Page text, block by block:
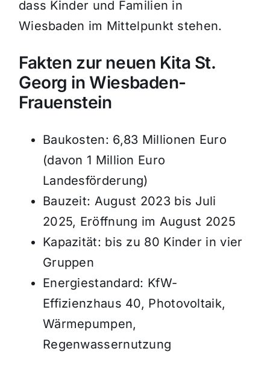
dass Kinder und Familien in
Wiesbaden im Mittelpunkt stehen.
Fakten zur neuen Kita St.
Georg in Wiesbaden-
Frauenstein
Baukosten: 6,83 Millionen Euro
(davon 1 Million Euro
Landesförderung)
Bauzeit: August 2023 bis Juli
2025, Eröffnung im August 2025
Kapazität: bis zu 80 Kinder in vier
Gruppen
Energiestandard: KfW-
Effizienzhaus 40, Photovoltaik,
Wärmepumpen,
Regenwassernutzung